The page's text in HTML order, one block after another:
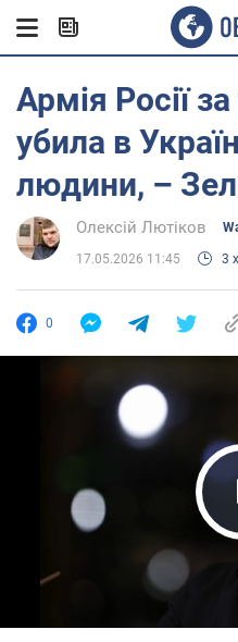
Армія Росії
убила в
людини, –
Олексій Лютіков
17.05.2026 11:45 3
0